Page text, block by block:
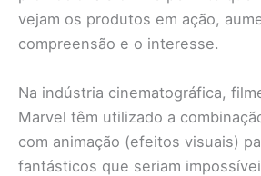
vejam os produtos em ação,
compreensão e o interesse.
Na indústria cinematográfica,
Marvel têm utilizado a
com animação (efeitos visuais)
fantásticos que seriam